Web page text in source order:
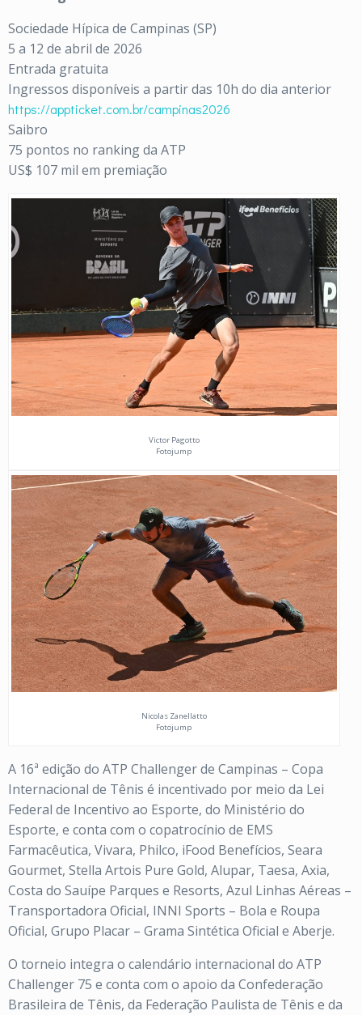
Sociedade Hípica de Campinas (SP)
5 a 12 de abril de 2026
Entrada gratuita
Ingressos disponíveis a partir das 10h do dia anterior
https://appticket.com.br/campinas2026
Saibro
75 pontos no ranking da ATP
US$ 107 mil em premiação
Victor Pagotto
Fotojump
Nicolas Zanellatto
Fotojump
A 16ª edição do ATP Challenger de Campinas – Copa
Internacional de Tênis é incentivado por meio da Lei
Federal de Incentivo ao Esporte, do Ministério do
Esporte, e conta com o copatrocínio de EMS
Farmacêutica, Vivara, Philco, iFood Benefícios, Seara
Gourmet, Stella Artois Pure Gold, Alupar, Taesa, Axia,
Costa do Sauípe Parques e Resorts, Azul Linhas Aéreas –
Transportadora Oficial, INNI Sports – Bola e Roupa
Oficial, Grupo Placar – Grama Sintética Oficial e Aberje.
O torneio integra o calendário internacional do ATP
Challenger 75 e conta com o apoio da Confederação
Brasileira de Tênis, da Federação Paulista de Tênis e da